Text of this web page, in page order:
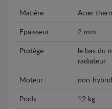
Matière Acier
Epaisseur 2 mm
Protège
le bas du
radiateur
Moteur non-hybrid
Poids 12 kg